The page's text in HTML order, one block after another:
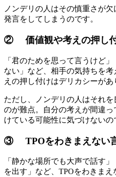
ノンデリの人はその慎重さが
発言をしてしまうのです。
② 価値観や考えの押し
「君のためを思って言うけど
ない」など、相手の気持ちを
えの押し付けはデリカシーがあ
ただし、ノンデリの人はそれ
のが難点。自分の考えが間違
けている可能性に気づけないの
③ TPOをわきまえない
「静かな場所でも大声で話す
を出す」など、TPOをわきま